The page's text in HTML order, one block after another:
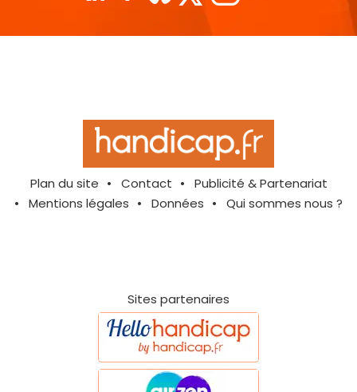
Plan du site Contact
Publicité & Partenariat
Mentions légales
Données Qui sommes nous ?
Sites partenaires